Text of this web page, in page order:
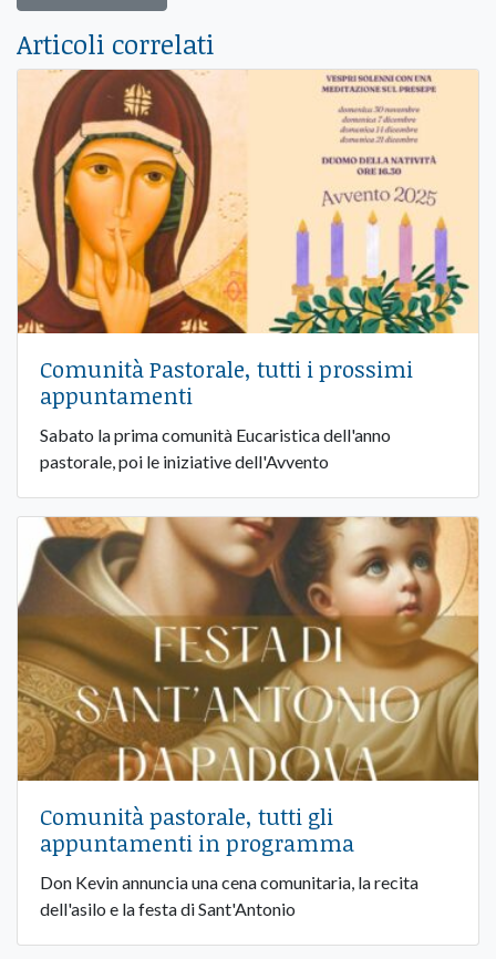
Articoli correlati
Comunità Pastorale, tutti i prossimi
appuntamenti
Sabato la prima comunità Eucaristica dell'anno
pastorale, poi le iniziative dell'Avvento
Comunità pastorale, tutti gli
appuntamenti in programma
Don Kevin annuncia una cena comunitaria, la recita
dell'asilo e la festa di Sant'Antonio